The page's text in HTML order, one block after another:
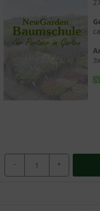
der ideale
Anblick.
dessen ist dieser
- +